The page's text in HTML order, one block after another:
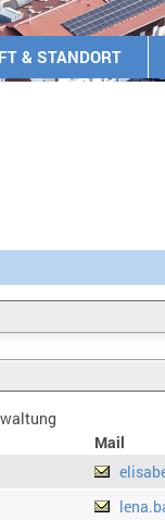
& STANDORT
Mail